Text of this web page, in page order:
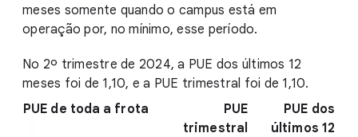
meses somente quando o campus está em
operação por, no mínimo, esse período.
No 2º trimestre de 2024, a PUE dos últimos 12
meses foi de 1,10, e a PUE trimestral foi de 1,10.
PUE de toda a frota
PUE
trimestral
PUE dos
últimos 12